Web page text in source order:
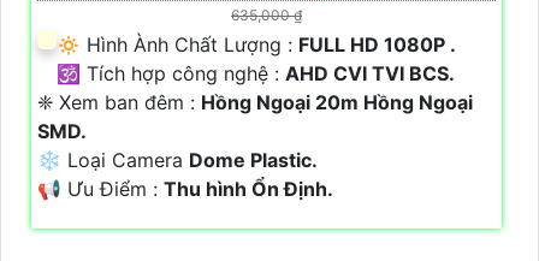
635,000 ₫
🔅 Hình Ành Chất Lượng : FULL HD 1080P .
🕉️ Tích hợp công nghệ : AHD CVI TVI BCS.
❈ Xem ban đêm : Hồng Ngoại 20m Hồng Ngoại
SMD.
❄ Loại Camera Dome Plastic.
️📢 Ưu Điểm : Thu hình Ổn Định.